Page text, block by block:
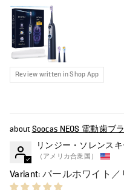
Review written in Shop App
Soocas NEOS 電動歯ブ
リンジー・ソレンス
（アメリカ合衆国）
パールホワイト／